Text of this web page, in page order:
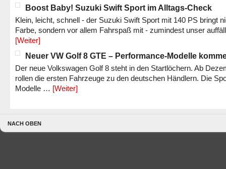
Boost Baby! Suzuki Swift Sport im Alltags-Check
Klein, leicht, schnell - der Suzuki Swift Sport mit 140 PS bringt
Farbe, sondern vor allem Fahrspaß mit - zumindest unser
[Weiter]
Neuer VW Golf 8 GTE – Performance-Modelle
Der neue Volkswagen Golf 8 steht in den Startlöchern. Ab
rollen die ersten Fahrzeuge zu den deutschen Händlern. Die
Modelle … [Weiter]
NACH OBEN